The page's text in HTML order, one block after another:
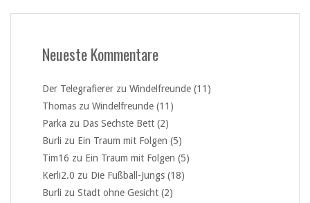
Neueste Kommentare
Der Telegrafierer zu Windelfreunde (11)
Thomas zu Windelfreunde (11)
Parka zu Das Sechste Bett (2)
Burli zu Ein Traum mit Folgen (5)
Tim16 zu Ein Traum mit Folgen (5)
Kerli2.0 zu Die Fußball-Jungs (18)
Burli zu Stadt ohne Gesicht (2)